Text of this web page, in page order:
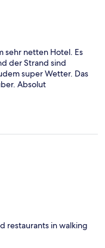
sehr netten Hotel. Es
der Strand sind
super Wetter. Das
Absolut
restaurants in walking